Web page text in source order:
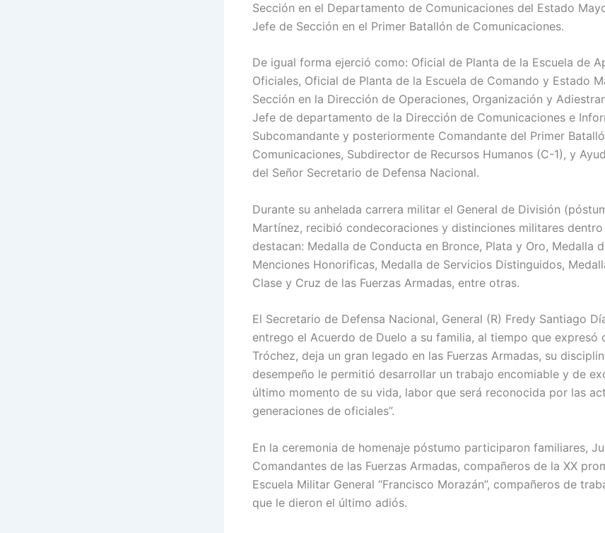
Sección en el Departamento de Comunicaciones del Estado
Jefe de Sección en el Primer Batallón de Comunicaciones.
De igual forma ejerció como: Oficial de Planta de la Escuela de
Oficiales, Oficial de Planta de la Escuela de Comando y Estado
Sección en la Dirección de Operaciones, Organización y
Jefe de departamento de la Dirección de Comunicaciones e
Subcomandante y posteriormente Comandante del Primer
Comunicaciones, Subdirector de Recursos Humanos (C-1), y
del Señor Secretario de Defensa Nacional.
Durante su anhelada carrera militar el General de División
Martínez, recibió condecoraciones y distinciones militares
destacan: Medalla de Conducta en Bronce, Plata y Oro, Medalla
Menciones Honorificas, Medalla de Servicios Distinguidos,
Clase y Cruz de las Fuerzas Armadas, entre otras.
El Secretario de Defensa Nacional, General (R) Fredy Santiago
entrego el Acuerdo de Duelo a su familia, al tiempo que expresó
Tróchez, deja un gran legado en las Fuerzas Armadas, su
desempeño le permitió desarrollar un trabajo encomiable y de
último momento de su vida, labor que será reconocida por las
generaciones de oficiales”.
En la ceremonia de homenaje póstumo participaron familiares,
Comandantes de las Fuerzas Armadas, compañeros de la XX
Escuela Militar General “Francisco Morazán”, compañeros de
que le dieron el último adiós.